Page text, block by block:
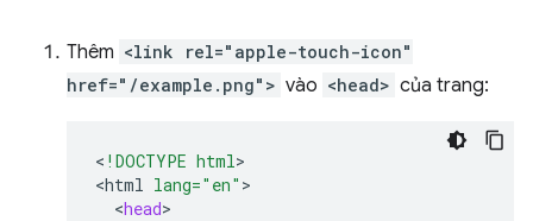
Thêm <link rel="apple-touch-icon"
href="/example.png"> vào <head> của trang:
< !DOCTYPE html>
<html lang="en"
<head